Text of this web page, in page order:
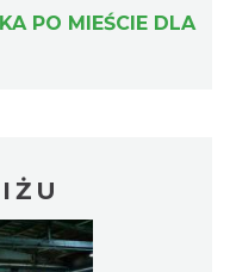
PO MIEŚCIE DLA